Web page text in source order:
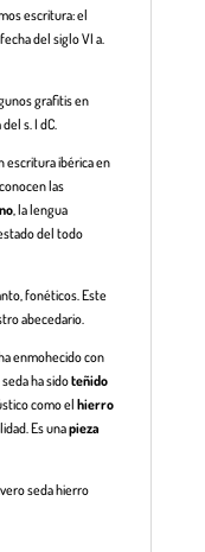
escritura: el
del siglo VI a.
grafitis en
s. I dC.
escritura ibérica en
las
, la lengua
del todo
fonéticos. Este
abecedario.
enmohecido con
ha sidoteñido
como elhierro
Es unapieza
seda hierro